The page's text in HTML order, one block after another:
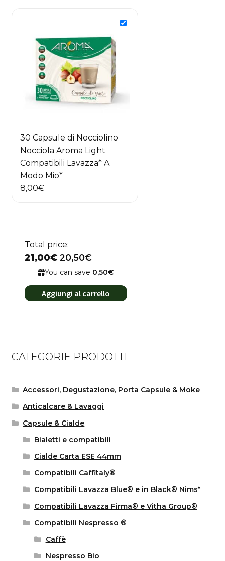
30 Capsule di Nocciolino
Nocciola Aroma Light
Compatibili Lavazza* A
Modo Mio*
8,00€
Total price:
21,00€ 20,50€
You can save 0,50€
Aggiungi al carrello
CATEGORIE PRODOTTI
Accessori, Degustazione, Porta Capsule & Moke
Anticalcare & Lavaggi
Capsule & Cialde
Bialetti e compatibili
Cialde Carta ESE 44mm
Compatibili Caffitaly®
Compatibili Lavazza Blue® e in Black® Nims*
Compatibili Lavazza Firma® e Vitha Group®
Compatibili Nespresso ®
Caffè
Nespresso Bio